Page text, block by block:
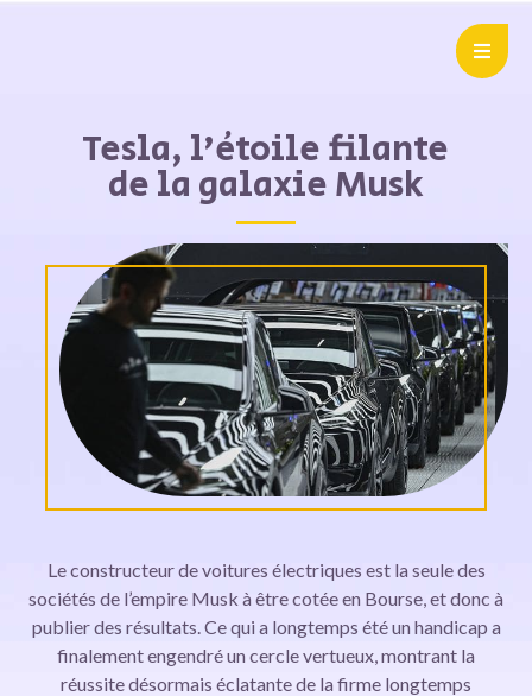
Tesla, l’étoile filante
de la galaxie Musk
Le constructeur de voitures électriques est la seule des
sociétés de l’empire Musk à être cotée en Bourse, et donc à
publier des résultats. Ce qui a longtemps été un handicap a
finalement engendré un cercle vertueux, montrant la
réussite désormais éclatante de la firme longtemps